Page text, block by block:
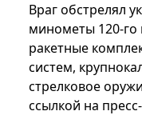
Враг обстрелял
минометы 120-го
ракетные
систем,
стрелковое
ссылкой на